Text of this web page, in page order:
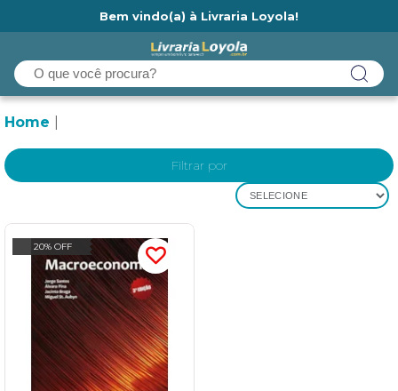
Bem vindo(a) à Livraria Loyola!
Home
Filtrar por
SELECIONE
20% OFF